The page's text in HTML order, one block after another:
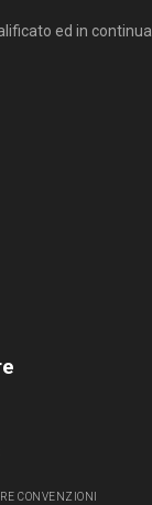
ed in continua
CONVENZIONI